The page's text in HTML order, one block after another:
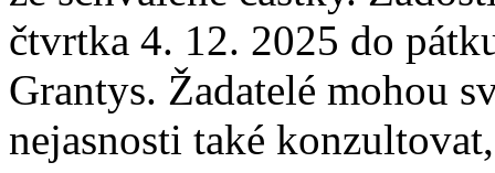
čtvrtka 4. 12. 2025 do
Grantys. Žadatelé mohou
nejasnosti také